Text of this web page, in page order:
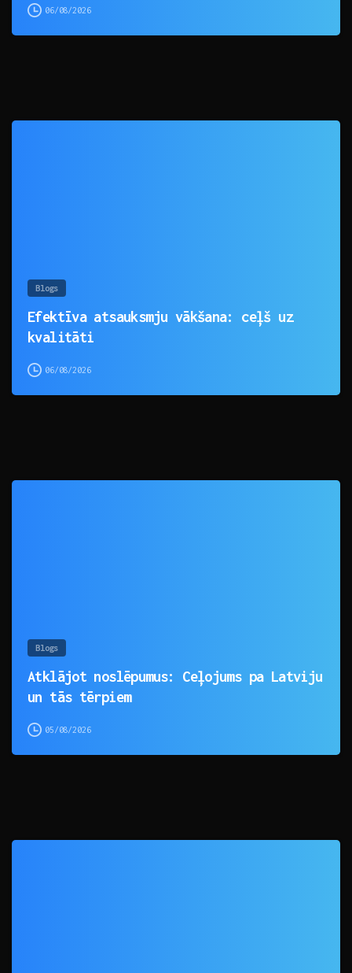
06/08/2026
Blogs
Efektīva atsauksmju vākšana: ceļš uz
kvalitāti
06/08/2026
Blogs
Atklājot noslēpumus: Ceļojums pa Latviju
un tās tērpiem
05/08/2026